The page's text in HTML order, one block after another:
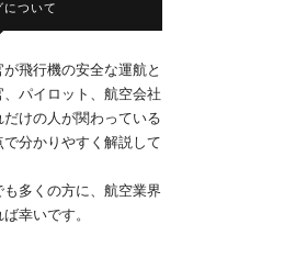
について
飛行機の安全な運航と
パイロット、航空会社
けの人が関わっている
分かりやすく解説して
多くの方に、航空業界
幸いです。